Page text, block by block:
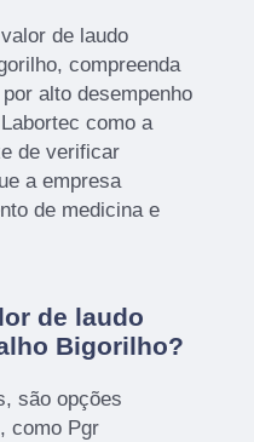
de laudo
compreenda
alto desempenho
como a
de verificar
a empresa
de medicina e
de laudo
Bigorilho?
são opções
como Pgr